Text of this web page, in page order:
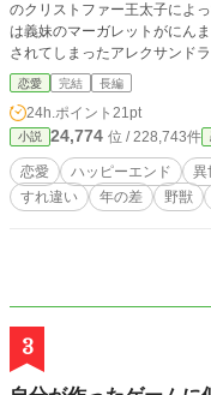
のクリストファー王太子によ
は義妹のマーガレットがにん
されてしまったアレクサンド
だった。 しかし、この婚
恋愛 完結 長編
24h.ポイント 21pt
小説 24,774 位 / 228,743件
恋愛 ハッピーエンド 異
すれ違い
年の差 野獣
3